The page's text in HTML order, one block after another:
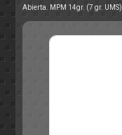
Abierta. MPM 14gr. (7 gr. UMS)